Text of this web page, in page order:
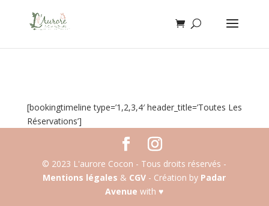
[bookingtimeline type=’1,2,3,4′ header_title=’Toutes Les
Réservations’]
© 2023 L'aurore Cocon - Tous droits réservés -
Mentions légales & CGV - Création by Padar
Avenue with ♥